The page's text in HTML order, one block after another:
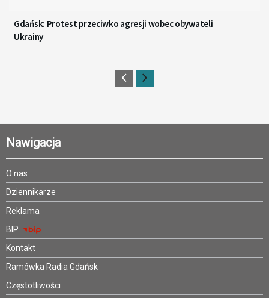
Gdańsk: Protest przeciwko agresji wobec obywateli
Ukrainy
Nawigacja
O nas
Dziennikarze
Reklama
BIP
Kontakt
Ramówka Radia Gdańsk
Częstotliwości